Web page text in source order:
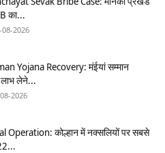
का...
08-2026
Yojana Recovery: मंईयां सम्मान
लाभ लेने...
2026
Operation: कोल्हान में नक्सलियों पर सबसे